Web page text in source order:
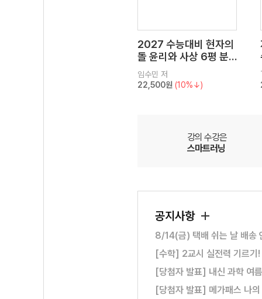
2027 수능대비 현자의
돌 윤리와 사상 6평 분
석서&EBS 수능완성 연
계 N제
임수민 저
22,500원 (10%↓)
강의 수강은
스마트러닝
공지사항
8/14(금) 택배 쉬는 날 배송
[수학] 2교시 실전력 기르기
[당첨자 발표] 내신 과학 여
[당첨자 발표] 메가패스 나